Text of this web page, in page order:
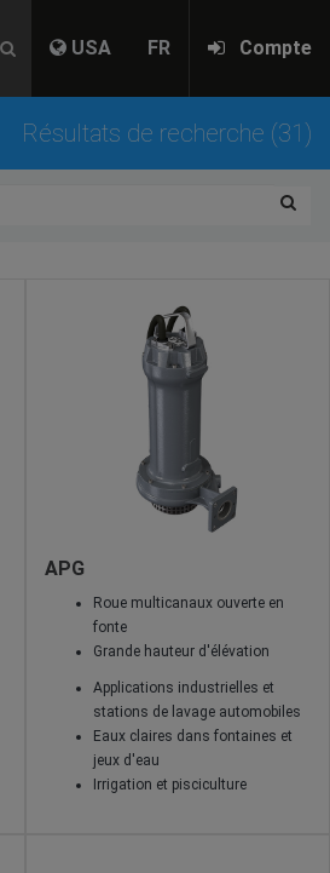
USA FR Compte
Résultats de recherche (31)
APG
Roue multicanaux ouverte en
fonte
Grande hauteur d'élévation
Applications industrielles et
stations de lavage automobiles
Eaux claires dans fontaines et
jeux d'eau
Irrigation et pisciculture